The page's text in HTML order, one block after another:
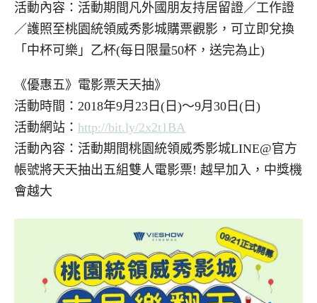
活動內容：活動期間凡外國朋友持居留證／工作證
／護照至桃園統領威秀影城購票觀影，可立即兌換
「中杯可樂」乙杯(每日限量50杯，送完為止)
《優惠五》電影票天天抽》
活動時間：2018年9月23日(日)～9月30日(日)
活動網站： http://bit.ly/2x2t1BA
活動內容：活動期間桃園統領威秀影城LINE@官方
帳號將天天抽出五組雙人電影票! 越早加入，中獎機
會越大